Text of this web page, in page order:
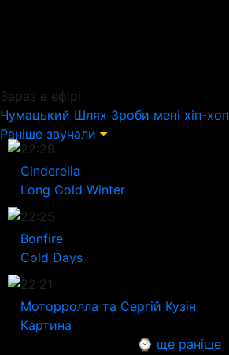
Зараз в ефірі
Чумацький Шлях Зроби мені хіп-хоп
Раніше звучали
22:29
Cinderella
Long Cold Winter
22:25
Bonfire
Cold Days
22:21
Моторролла та Сергій Кузін
Картина
⌚ ще раніше